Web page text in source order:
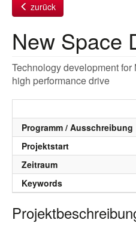
zurück
New Space
Technology development
high performance drive
Programm / Ausschreibung
Projektstart
Zeitraum
Keywords